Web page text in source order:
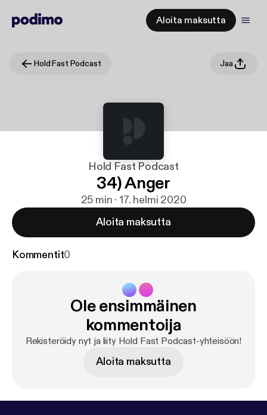
Aloita maksutta
Hold Fast Podcast Jaa
Hold Fast Podcast
34) Anger
25 min · 17. helmi 2020
Aloita maksutta
Kommentit0
Ole ensimmäinen
kommentoija
Rekisteröidy nyt ja liity Hold Fast Podcast-yhteisöön!
Aloita maksutta